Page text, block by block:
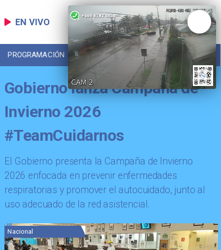
EN VIVO
PROGRAMACIÓN LOCAL DEPORTES
Gobierno lanza Campaña de
Invierno 2026
#TeamCuidarnos
El Gobierno presenta la Campaña de Invierno
2026 enfocada en prevenir enfermedades
respiratorias y promover el autocuidado, junto al
uso adecuado de la red asistencial.
Nacional